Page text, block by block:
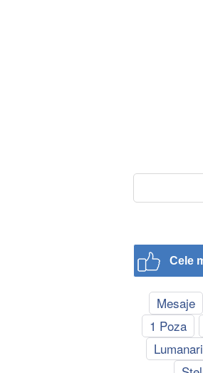
Cele
Mesaje
1 Poza
Lumanari